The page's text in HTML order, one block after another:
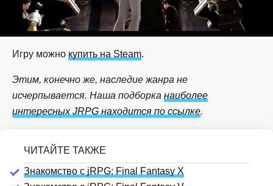
Игру можно купить на Steam.
Этим, конечно же, наследие жанра не
исчерпывается. Наша подборка наиболее
интересных JRPG находится по ссылке.
Знакомство с jRPG: Final Fantasy X